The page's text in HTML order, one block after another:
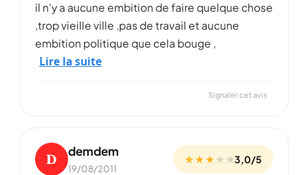
il n'y a aucune embition de faire quelque chose
,trop vieille ville ,pas de travail et aucune
embition politique que cela bouge ,
Lire la suite
Signaler cet avis
D demdem
19/08/2011
★ ★ ★★ ★3,0/5